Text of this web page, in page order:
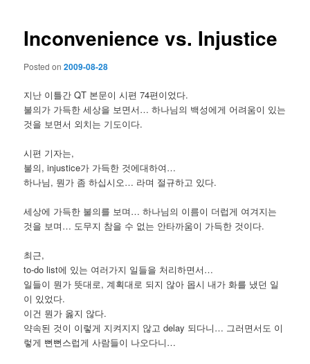
Inconvenience vs. Injustice
Posted on2009-08-28
지난 이틀간 QT 본문이 시편 74편이었다.
불의가 가득한 세상을 보면서… 하나님의 백성에게 어려움이 있는
것을 보면서 외치는 기도이다.
시편 기자는,
불의, injustice가 가득한 것에대하여…
하나님, 뭔가 좀 하십시오… 라며 절규하고 있다.
세상에 가득한 불의를 보며… 하나님의 이름이 더럽게 여겨지는
것을 보며… 도무지 참을 수 없는 안타까움이 가득한 것이다.
최근,
to-do list에 있는 여러가지 일들을 처리하면서…
일들이 뭔가 뜻대로, 계획대로 되지 않아 몹시 내가 화를 냈던 일
이 있었다.
이건 뭔가 옳지 않다.
약속된 것이 이렇게 지켜지지 않고 delay 되다니… 그러면서도 이
렇게 뻔뻔스럽게 사람들이 나오다니…